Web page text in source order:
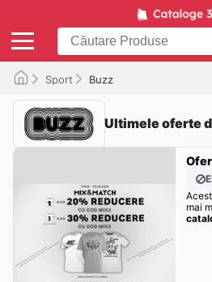
Sport Buzz
Ultimele oferte
mai